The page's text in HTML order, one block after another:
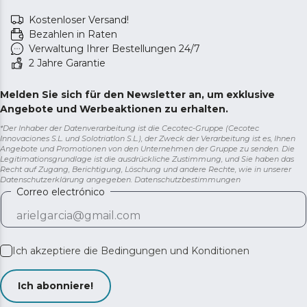
Kostenloser Versand!
Bezahlen in Raten
Verwaltung Ihrer Bestellungen 24/7
2 Jahre Garantie
Melden Sie sich für den Newsletter an, um exklusive
Angebote und Werbeaktionen zu erhalten.
*Der Inhaber der Datenverarbeitung ist die Cecotec-Gruppe (Cecotec
Innovaciones S.L. und Solotriatlon S.L.), der Zweck der Verarbeitung ist es, Ihnen
Angebote und Promotionen von den Unternehmen der Gruppe zu senden. Die
Legitimationsgrundlage ist die ausdrückliche Zustimmung, und Sie haben das
Recht auf Zugang, Berichtigung, Löschung und andere Rechte, wie in unserer
Datenschutzerklärung angegeben. Datenschutzbestimmungen
Correo electrónico
Ich akzeptiere die Bedingungen und Konditionen
Ich abonniere!